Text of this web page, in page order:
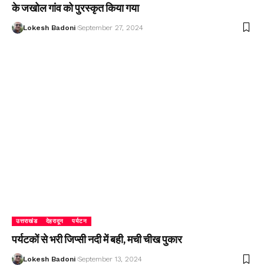
के जखोल गांव को पुरस्कृत किया गया
Lokesh Badoni September 27, 2024
उत्तराखंड देहरादून पर्यटन
पर्यटकों से भरी जिप्सी नदी में बही, मची चीख पुकार
Lokesh Badoni September 13, 2024